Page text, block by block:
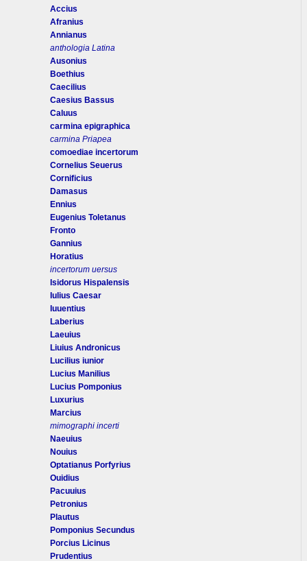
Accius
Afranius
Annianus
anthologia Latina
Ausonius
Boethius
Caecilius
Caesius Bassus
Caluus
carmina epigraphica
carmina Priapea
comoediae incertorum
Cornelius Seuerus
Cornificius
Damasus
Ennius
Eugenius Toletanus
Fronto
Gannius
Horatius
incertorum uersus
Isidorus Hispalensis
Iulius Caesar
Iuuentius
Laberius
Laeuius
Liuius Andronicus
Lucilius iunior
Lucius Manilius
Lucius Pomponius
Luxurius
Marcius
mimographi incerti
Naeuius
Nouius
Optatianus Porfyrius
Ouidius
Pacuuius
Petronius
Plautus
Pomponius Secundus
Porcius Licinus
Prudentius